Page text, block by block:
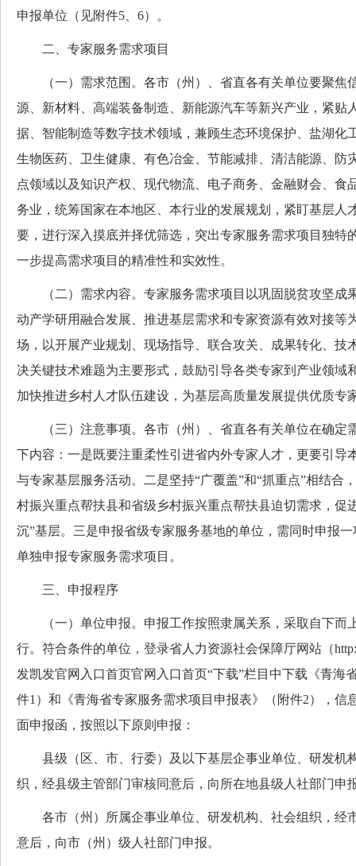
申报单位（见附件5、6）。
二、专家服务需求项目
（一）需求范围。各市（州）、省直各有关单位要聚焦
源、新材料、高端装备制造、新能源汽车等新兴产业，紧贴
据、智能制造等数字技术领域，兼顾生态环境保护、盐湖化
生物医药、卫生健康、有色冶金、节能减排、清洁能源、防
点领域以及知识产权、现代物流、电子商务、金融财会、食
务业，统筹国家在本地区、本行业的发展规划，紧盯基层人
要，进行深入摸底并择优筛选，突出专家服务需求项目独特
一步提高需求项目的精准性和实效性。
（二）需求内容。专家服务需求项目以巩固脱贫攻坚成
动产学研用融合发展、推进基层需求和专家资源有效对接等
场，以开展产业规划、现场指导、联合攻关、成果转化、技
决关键技术难题为主要形式，鼓励引导各类专家到产业领域
加快推进乡村人才队伍建设，为基层高质量发展提供优质专
（三）注意事项。各市（州）、省直各有关单位在确定
下内容：一是既要注重柔性引进省内外专家人才，更要引导
与专家基层服务活动。二是坚持“广覆盖”和“抓重点”相结合
村振兴重点帮扶县和省级乡村振兴重点帮扶县迫切需求，促
沉”基层。三是申报省级专家服务基地的单位，需同时申报
单独申报专家服务需求项目。
三、申报程序
（一）单位申报。申报工作按照隶属关系，采取自下而
行。符合条件的单位，登录省人力资源社会保障厅网站（
发凯发官网入口首页官网入口首页“下载”栏目中下载《青海
件1）和《青海省专家服务需求项目申报表》（附件2），信
面申报函，按照以下原则申报：
县级（区、市、行委）及以下基层企事业单位、研发机
织，经县级主管部门审核同意后，向所在地县级人社部门申
各市（州）所属企事业单位、研发机构、社会组织，经
意后，向市（州）级人社部门申报。